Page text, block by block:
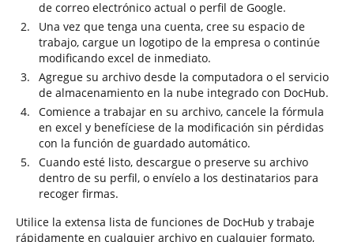
de correo electrónico actual o perfil de Google.
Una vez que tenga una cuenta, cree su espacio de
trabajo, cargue un logotipo de la empresa o continúe
modificando excel de inmediato.
Agregue su archivo desde la computadora o el servicio
de almacenamiento en la nube integrado con DocHub.
Comience a trabajar en su archivo, cancele la fórmula
en excel y benefíciese de la modificación sin pérdidas
con la función de guardado automático.
Cuando esté listo, descargue o preserve su archivo
dentro de su perfil, o envíelo a los destinatarios para
recoger firmas.
Utilice la extensa lista de funciones de DocHub y trabaje
rápidamente en cualquier archivo en cualquier formato,